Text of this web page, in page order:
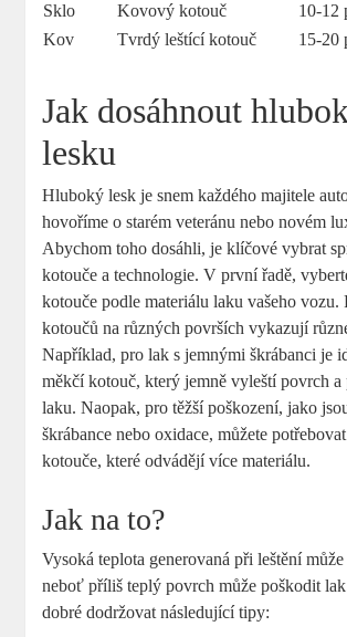
Sklo
Kovový kotouč
10-12
Kov
Tvrdý leštící kotouč 15-20
Jak dosáhnout
lesku
Hluboký lesk je snem každého majitele
hovoříme o starém veteránu nebo novém
Abychom toho dosáhli, je klíčové vybrat
kotouče a technologie. V první řadě,
kotouče podle materiálu laku vašeho vozu.
kotoučů na různých površích vykazují
Například, pro lak s jemnými škrábanci je
měkčí kotouč, který jemně vyleští povrch
laku. Naopak, pro těžší poškození, jako
škrábance nebo oxidace, můžete
kotouče, které odvádějí více materiálu.
Jak na to?
Vysoká teplota generovaná při leštění
neboť příliš teplý povrch může poškodit
dobré dodržovat následující tipy: